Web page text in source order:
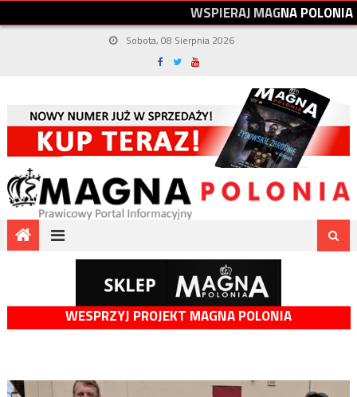
WSPIERAJMAGNAPOLONIA
Sobota, 08 Sierpnia 2026
WESPRZYJ PROJEKT MAGNA POLONIA